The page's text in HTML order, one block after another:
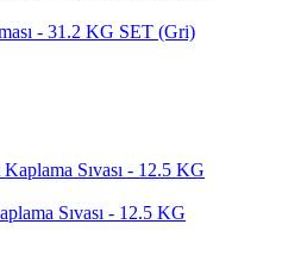
- 31.2 KG SET (Gri)
Sıvası - 12.5 KG